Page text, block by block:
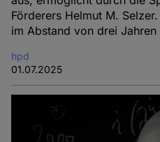
Förderers Helmut M.
im Abstand von drei
hpd
01.07.2025